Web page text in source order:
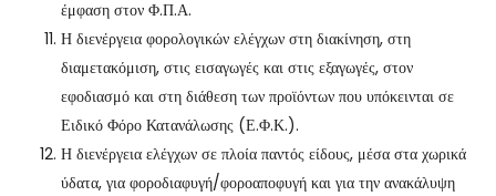
έμφαση στον Φ.Π.Α.
Η διενέργεια φορολογικών ελέγχων στη διακίνηση, στη
διαμετακόμιση, στις εισαγωγές και στις εξαγωγές, στον
εφοδιασμό και στη διάθεση των προϊόντων που υπόκεινται σε
Ειδικό Φόρο Κατανάλωσης (Ε.Φ.Κ.).
Η διενέργεια ελέγχων σε πλοία παντός είδους, μέσα στα χωρικά
ύδατα, για φοροδιαφυγή/φοροαποφυγή και για την ανακάλυψη